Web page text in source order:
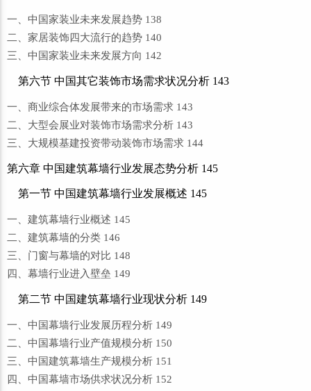
一、中国家装业未来发展趋势 138
二、家居装饰四大流行的趋势 140
三、中国家装业未来发展方向 142
第六节 中国其它装饰市场需求状况分析 143
一、商业综合体发展带来的市场需求 143
二、大型会展业对装饰市场需求分析 143
三、大规模基建投资带动装饰市场需求 144
第六章 中国建筑幕墙行业发展态势分析 145
第一节 中国建筑幕墙行业发展概述 145
一、建筑幕墙行业概述 145
二、建筑幕墙的分类 146
三、门窗与幕墙的对比 148
四、幕墙行业进入壁垒 149
第二节 中国建筑幕墙行业现状分析 149
一、中国幕墙行业发展历程分析 149
二、中国幕墙行业产值规模分析 150
三、中国建筑幕墙生产规模分析 151
四、中国幕墙市场供求状况分析 152